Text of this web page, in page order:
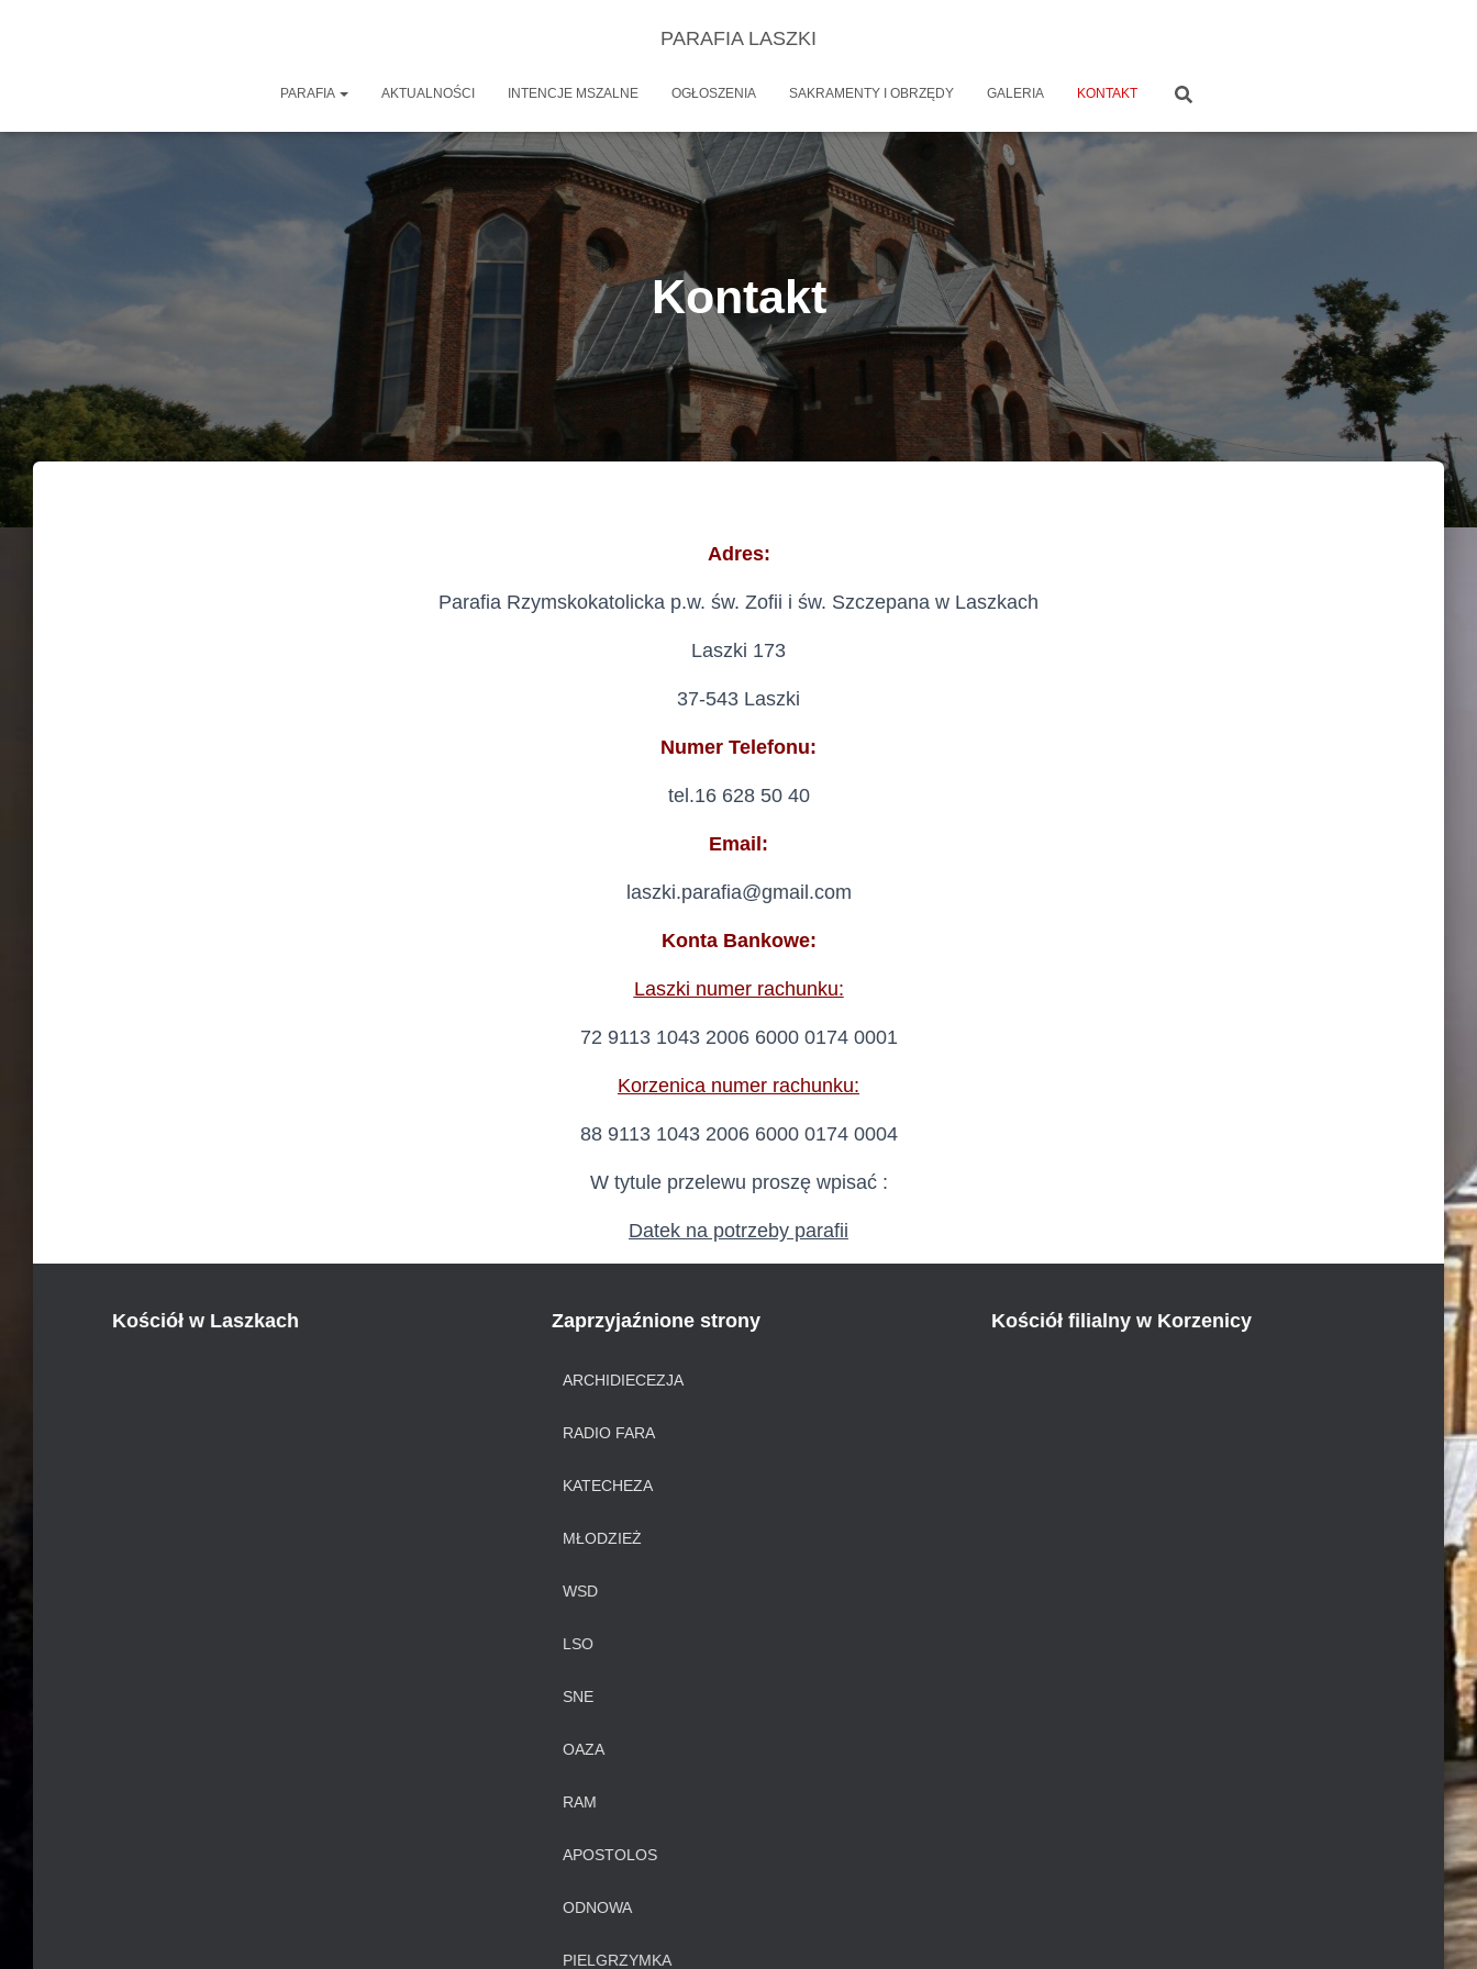
PARAFIA LASZKI
PARAFIA AKTUALNOŚCI INTENCJE MSZALNE OGŁOSZENIA SAKRAMENTY I OBRZĘDY GALERIA KONTAKT
Kontakt
Adres:
Parafia Rzymskokatolicka p.w. św. Zofii i św. Szczepana w Laszkach
Laszki 173
37-543 Laszki
Numer Telefonu:
tel.16 628 50 40
Email:
laszki.parafia@gmail.com
Konta Bankowe:
Laszki numer rachunku:
72 9113 1043 2006 6000 0174 0001
Korzenica numer rachunku:
88 9113 1043 2006 6000 0174 0004
W tytule przelewu proszę wpisać :
Datek na potrzeby parafii
Kościół w Laszkach Zaprzyjaźnione strony
ARCHIDIECEZJA
RADIO FARA
KATECHEZA
MŁODZIEŻ
WSD
LSO
SNE
OAZA
RAM
APOSTOLOS
ODNOWA
PIELGRZYMKA
Kościół filialny w Korzenicy